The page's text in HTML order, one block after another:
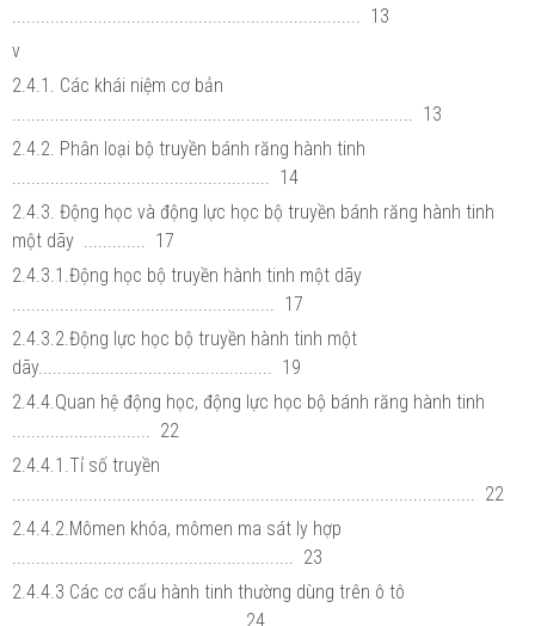
......................................................................... 13
v
2.4.1. Các khái niệm cơ bản
.................................................................................... 13
2.4.2. Phân loại bộ truyền bánh răng hành tinh
...................................................... 14
2.4.3. Động học và động lực học bộ truyền bánh răng hành tinh
một dãy ............. 17
2.4.3.1.Động học bộ truyền hành tinh một dãy
....................................................... 17
2.4.3.2.Động lực học bộ truyền hành tinh một
dãy................................................. 19
2.4.4.Quan hệ động học, động lực học bộ bánh răng hành tinh
............................. 22
2.4.4.1.Tỉ số truyền
................................................................................................. 22
2.4.4.2.Mômen khóa, mômen ma sát ly hợp
........................................................... 23
2.4.4.3 Các cơ cấu hành tinh thường dùng trên ô tô
............................................... 24